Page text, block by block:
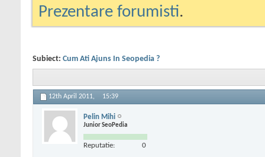
Prezentare forumisti.
Subiect: Cum Ati Ajuns In Seopedia ?
12th April 2011, 15:39
Pelin Mihi
Junior SeoPedia
Reputatie: 0